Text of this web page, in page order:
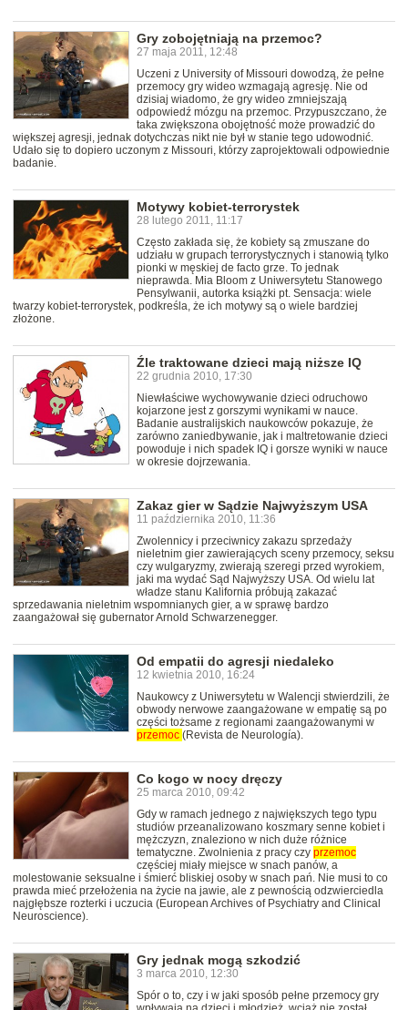
Gry zobojętniają na przemoc?
27 maja 2011, 12:48
Uczeni z University of Missouri dowodzą, że pełne
przemocy gry wideo wzmagają agresję. Nie od
dzisiaj wiadomo, że gry wideo zmniejszają
odpowiedź mózgu na przemoc. Przypuszczano, że
taka zwiększona obojętność może prowadzić do
większej agresji, jednak dotychczas nikt nie był w stanie tego udowodnić.
Udało się to dopiero uczonym z Missouri, którzy zaprojektowali odpowiednie
badanie.
Motywy kobiet-terrorystek
28 lutego 2011, 11:17
Często zakłada się, że kobiety są zmuszane do
udziału w grupach terrorystycznych i stanowią tylko
pionki w męskiej de facto grze. To jednak
nieprawda. Mia Bloom z Uniwersytetu Stanowego
Pensylwanii, autorka książki pt. Sensacja: wiele
twarzy kobiet-terrorystek, podkreśla, że ich motywy są o wiele bardziej
złożone.
Źle traktowane dzieci mają niższe IQ
22 grudnia 2010, 17:30
Niewłaściwe wychowywanie dzieci odruchowo
kojarzone jest z gorszymi wynikami w nauce.
Badanie australijskich naukowców pokazuje, że
zarówno zaniedbywanie, jak i maltretowanie dzieci
powoduje i nich spadek IQ i gorsze wyniki w nauce
w okresie dojrzewania.
Zakaz gier w Sądzie Najwyższym USA
11 października 2010, 11:36
Zwolennicy i przeciwnicy zakazu sprzedaży
nieletnim gier zawierających sceny przemocy, seksu
czy wulgaryzmy, zwierają szeregi przed wyrokiem,
jaki ma wydać Sąd Najwyższy USA. Od wielu lat
władze stanu Kalifornia próbują zakazać
sprzedawania nieletnim wspomnianych gier, a w sprawę bardzo
zaangażował się gubernator Arnold Schwarzenegger.
Od empatii do agresji niedaleko
12 kwietnia 2010, 16:24
Naukowcy z Uniwersytetu w Walencji stwierdzili, że
obwody nerwowe zaangażowane w empatię są po
części tożsame z regionami zaangażowanymi w
przemoc (Revista de Neurología).
Co kogo w nocy dręczy
25 marca 2010, 09:42
Gdy w ramach jednego z największych tego typu
studiów przeanalizowano koszmary senne kobiet i
mężczyzn, znaleziono w nich duże różnice
tematyczne. Zwolnienia z pracy czy przemoc
częściej miały miejsce w snach panów, a
molestowanie seksualne i śmierć bliskiej osoby w snach pań. Nie musi to co
prawda mieć przełożenia na życie na jawie, ale z pewnością odzwierciedla
najgłębsze rozterki i uczucia (European Archives of Psychiatry and Clinical
Neuroscience).
Gry jednak mogą szkodzić
3 marca 2010, 12:30
Spór o to, czy i w jaki sposób pełne przemocy gry